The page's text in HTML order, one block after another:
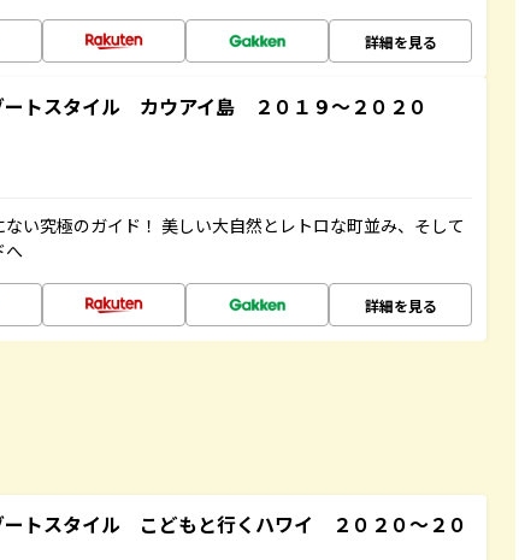
詳細を見る
トスタイル カウアイ島 ２０１９～２０２０
い究極のガイド！ 美しい大自然とレトロな町並み、そして
へ
詳細を見る
トスタイル こどもと行くハワイ ２０２０～２０